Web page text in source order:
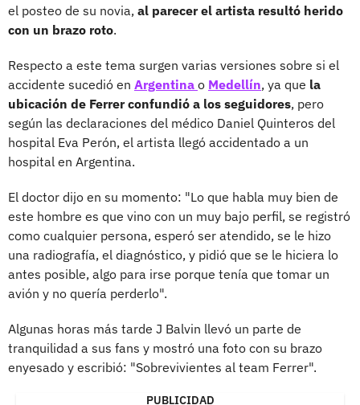
el posteo de su novia, al parecer el artista resultó herido
con un brazo roto.
Respecto a este tema surgen varias versiones sobre si el
accidente sucedió en Argentina o Medellín, ya que la
ubicación de Ferrer confundió a los seguidores, pero
según las declaraciones del médico Daniel Quinteros del
hospital Eva Perón, el artista llegó accidentado a un
hospital en Argentina.
El doctor dijo en su momento: "Lo que habla muy bien de
este hombre es que vino con un muy bajo perfil, se registró
como cualquier persona, esperó ser atendido, se le hizo
una radiografía, el diagnóstico, y pidió que se le hiciera lo
antes posible, algo para irse porque tenía que tomar un
avión y no quería perderlo".
Algunas horas más tarde J Balvin llevó un parte de
tranquilidad a sus fans y mostró una foto con su brazo
enyesado y escribió: "Sobrevivientes al team Ferrer".
PUBLICIDAD